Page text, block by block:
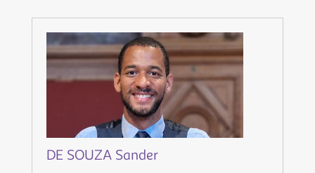
DE SOUZA Sander